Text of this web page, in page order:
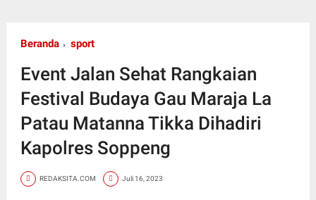
Beranda sport
Event Jalan Sehat Rangkaian
Festival Budaya Gau Maraja La
Patau Matanna Tikka Dihadiri
Kapolres Soppeng
REDAKSITA.COM Juli 16, 2023